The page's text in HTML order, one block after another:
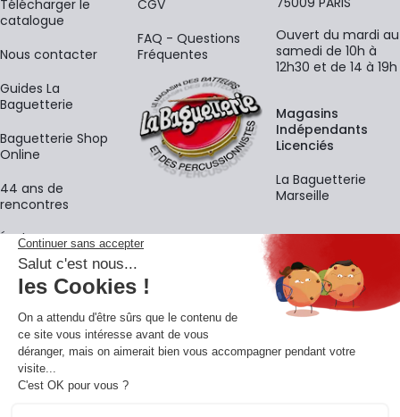
​Télécharger le
catalogue
Nous contacter
Guides La
Baguetterie
Baguetterie Shop
Online
44 ans de
rencontres
Écoles
CGV
FAQ - Questions
Fréquentes
Ouvert du mardi au
samedi de 10h à
12h30 et de 14 à 19h
Magasins
Indépendants
Licenciés
La Baguetterie
Marseille
La newsletter
Adresse e-mail
En vous inscrivant à notre newsletter, vous acceptez notre
confidentialité .
Retrouvons-nous sur